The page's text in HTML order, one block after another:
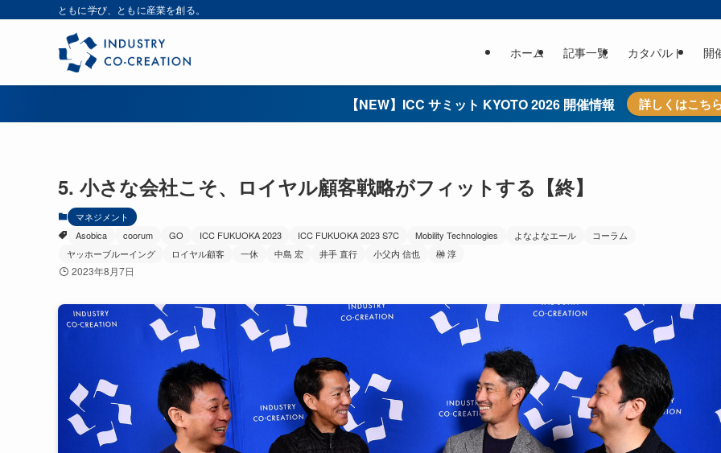
ともに学び、ともに産業を創る。
ホーム 記事一覧 カタパルト 開
【NEW】ICC サミット KYOTO 2026 開催情報 詳しくはこち
5. 小さな会社こそ、ロイヤル顧客戦略がフィットする【終】
マネジメント
Asobica
coorum GO ICC FUKUOKA 2023 ICC FUKUOKA 2023 S7C Mobility Technologies よなよなエール
コーラム
ヤッホーブルーイング
ロイヤル顧客 一休 中島 宏 井手 直行 小父内 信也 榊 淳
2023年8月7日